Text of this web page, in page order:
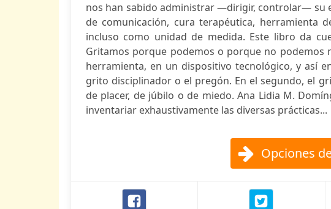
nos han sabido administrar —dirigir, controlar— su
de comunicación, cura terapéutica, herramienta
incluso como unidad de medida. Este libro da
Gritamos porque podemos o porque no podemos
herramienta, en un dispositivo tecnológico, y así
grito disciplinador o el pregón. En el segundo, el
de placer, de júbilo o de miedo. Ana Lidia M.
inventariar exhaustivamente las diversas prácticas...
Opciones